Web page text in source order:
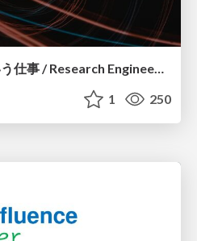
Research Engineerという仕事 / Research Engineering: Bridging Research and Business
1 250